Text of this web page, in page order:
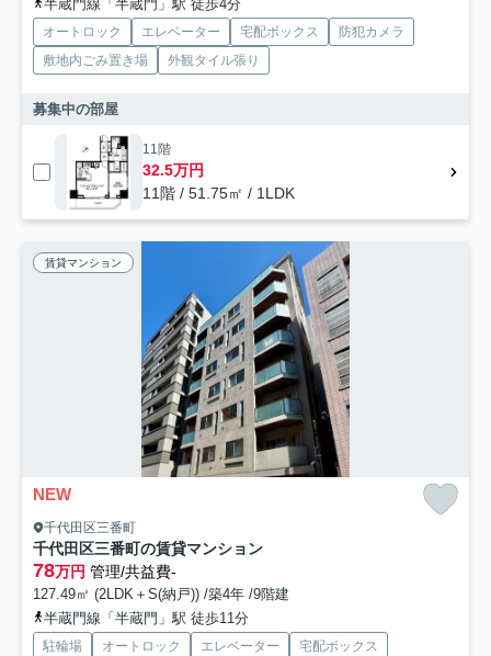
半蔵門線「半蔵門」駅 徒歩4分
オートロック エレベーター 宅配ボックス
防犯カメラ
敷地内ごみ置き場
外観タイル張り
募集中の部屋
11階
32.5万円
11階 / 51.75㎡ / 1LDK
賃貸マンション
NEW
千代田区三番町
千代田区三番町の賃貸マンション
78万円 管理/共益費-
127.49㎡ (2LDK＋S(納戸)) /築4年 /9階建
半蔵門線「半蔵門」駅 徒歩11分
駐輪場 オートロック エレベーター
宅配ボックス